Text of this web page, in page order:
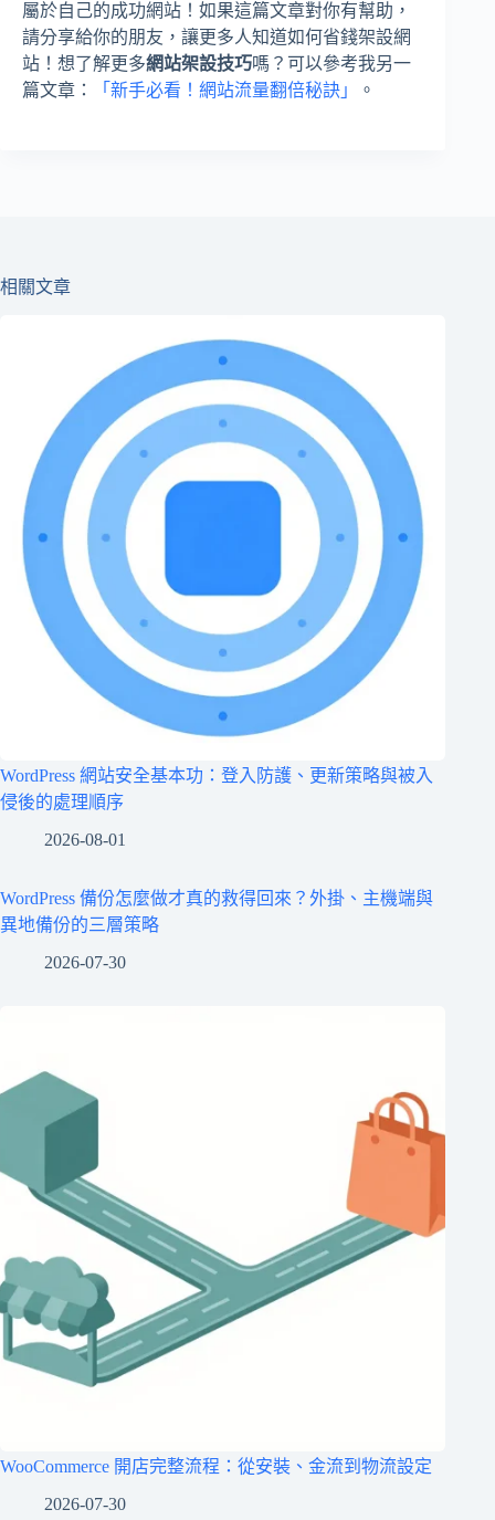
屬於自己的成功網站！如果這篇文章對你有幫助，
請分享給你的朋友，讓更多人知道如何省錢架設網
站！想了解更多網站架設技巧嗎？可以參考我另一
篇文章：
「新手必看！網站流量翻倍秘訣」 。
相關文章
WordPress 網站安全基本功：登入防護、更新策略與被入
侵後的處理順序
2026-08-01
WordPress 備份怎麼做才真的救得回來？外掛、主機端與
異地備份的三層策略
2026-07-30
WooCommerce 開店完整流程：從安裝、金流到物流設定
2026-07-30